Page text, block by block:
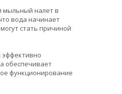
мыльный налет в
вода начинает
стать причиной
эффективно
обеспечивает
функционирование